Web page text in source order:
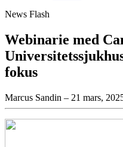
News Flash
Webinarie med
fokus
Marcus Sandin – 21 mars,